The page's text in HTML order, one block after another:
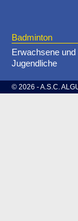
Badminton
Erwachsene und
Jugendliche
© 2026 - A.S.C.